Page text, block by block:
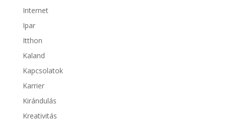
Internet
Ipar
Itthon
Kaland
Kapcsolatok
Karrier
Kirándulás
Kreativitás